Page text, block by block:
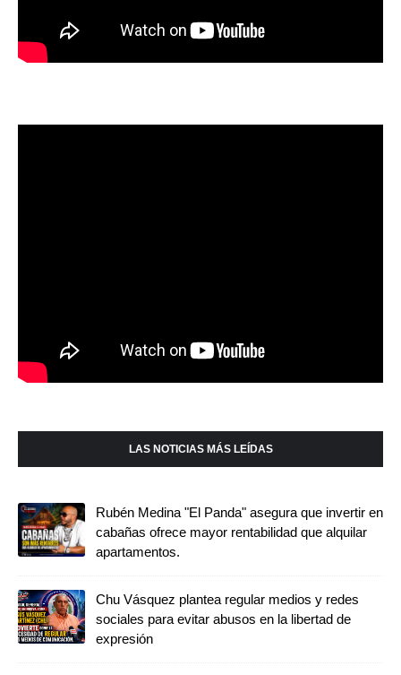
LAS NOTICIAS MÁS LEÍDAS
Rubén Medina "El Panda" asegura que invertir en
cabañas ofrece mayor rentabilidad que alquilar
apartamentos.
Chu Vásquez plantea regular medios y redes
sociales para evitar abusos en la libertad de
expresión